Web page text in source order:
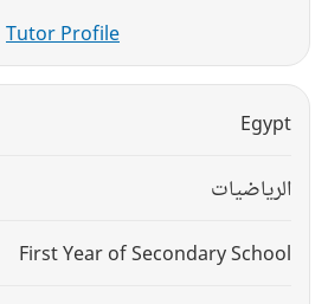
Tutor Profile
Egypt
الرياضيات
First Year of Secondary School